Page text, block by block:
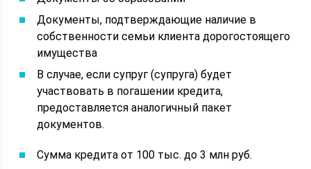
Документы, подтверждающие наличие в
собственности семьи клиента дорогостоящего
имущества
В случае, если супруг (супруга) будет
участвовать в погашении кредита,
предоставляется аналогичный пакет
документов.
Сумма кредита от 100 тыс. до 3 млн руб.